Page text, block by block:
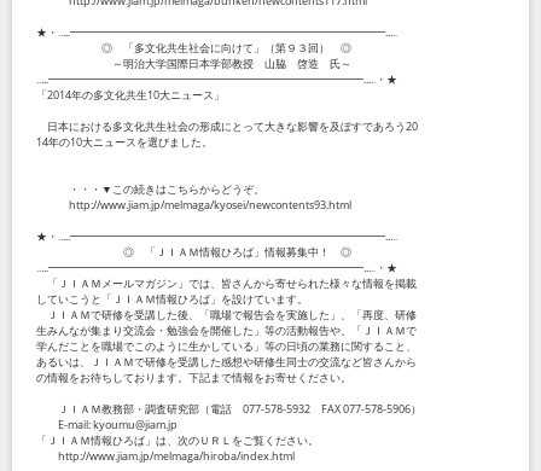
★・‥...━━━━━━━━━━━━━━━━━━━━━━━━━━━━━...‥
◎ 「多文化共生社会に向けて」（第９３回） ◎
～明治大学国際日本学部教授 山脇 啓造 氏～
‥...━━━━━━━━━━━━━━━━━━━━━━━━━━━━━...‥・★
「2014年の多文化共生10大ニュース」
日本における多文化共生社会の形成にとって大きな影響を及ぼすであろう20
14年の10大ニュースを選びました。
・・・▼この続きはこちらからどうぞ。
http://www.jiam.jp/melmaga/kyosei/newcontents93.html
★・‥...━━━━━━━━━━━━━━━━━━━━━━━━━━━━━...‥
◎ 「ＪＩＡＭ情報ひろば」情報募集中！ ◎
‥...━━━━━━━━━━━━━━━━━━━━━━━━━━━━━...‥・★
「ＪＩＡＭメールマガジン」では、皆さんから寄せられた様々な情報を掲載
していこうと「ＪＩＡＭ情報ひろば」を設けています。
ＪＩＡＭで研修を受講した後、「職場で報告会を実施した」、「再度、研修
生みんなが集まり交流会・勉強会を開催した」等の活動報告や、「ＪＩＡＭで
学んだことを職場でこのように生かしている」等の日頃の業務に関すること、
あるいは、ＪＩＡＭで研修を受講した感想や研修生同士の交流など皆さんから
の情報をお待ちしております。下記まで情報をお寄せください。
ＪＩＡＭ教務部・調査研究部（電話 077-578-5932 FAX 077-578-5906）
E-mail: kyoumu@jiam.jp
「ＪＩＡＭ情報ひろば」は、次のＵＲＬをご覧ください。
http://www.jiam.jp/melmaga/hiroba/index.html